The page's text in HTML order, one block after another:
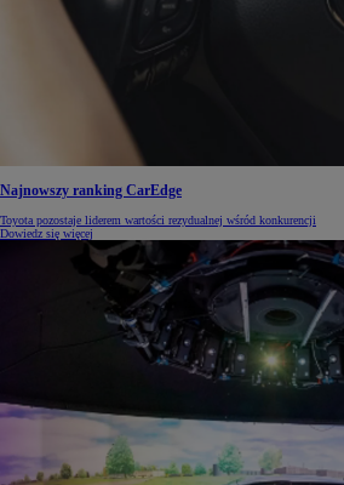
Najnowszy ranking CarEdge
Toyota pozostaje liderem wartości rezydualnej wśród konkurencji
Dowiedz się więcej